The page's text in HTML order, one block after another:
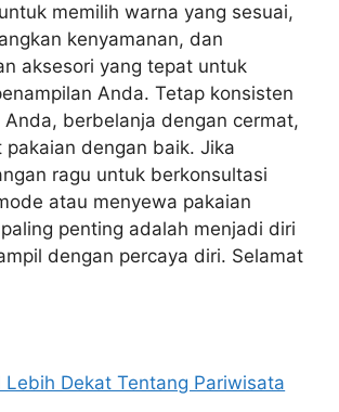
memilih warna yang sesuai,
kenyamanan, dan
aksesori yang tepat untuk
Anda. Tetap konsisten
Anda, berbelanja dengan cermat,
pakaian dengan baik. Jika
ragu untuk berkonsultasi
atau menyewa pakaian
penting adalah menjadi diri
dengan percaya diri. Selamat
Lebih Dekat Tentang Pariwisata